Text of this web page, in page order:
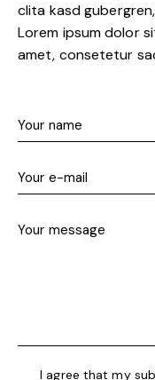
clita kasd
Lorem ipsum dolor
amet, consetetur
I agree that my